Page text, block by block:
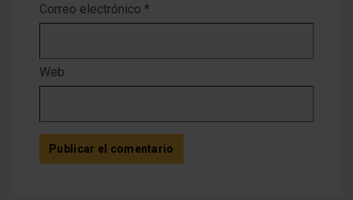
Correo electrónico *
Web